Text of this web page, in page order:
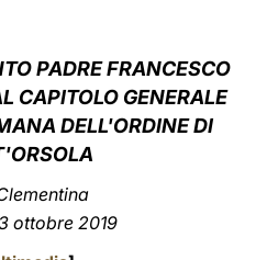
中文
LATINE
PADRE FRANCESCO
CAPITOLO GENERALE
DELL'ORDINE DI
ottobre 2019